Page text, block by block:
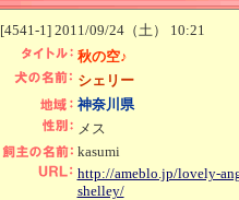
[4541-1] 2011/09/24（土） 10:21
秋の空♪
シェリー
神奈川県
メス
kasumi
http://ameblo.jp/lovely-
shelley/